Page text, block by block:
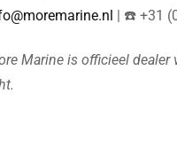
| ☎️ +31
Marine is officieel dealer